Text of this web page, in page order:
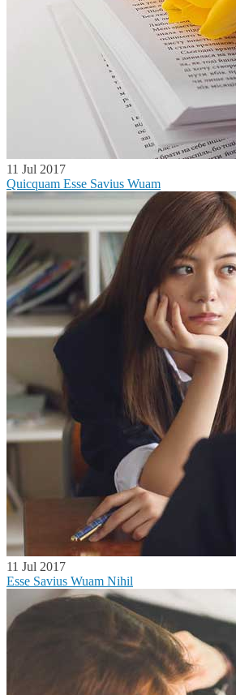
11 Jul 2017
Quicquam Esse Savius Wuam
11 Jul 2017
Esse Savius Wuam Nihil